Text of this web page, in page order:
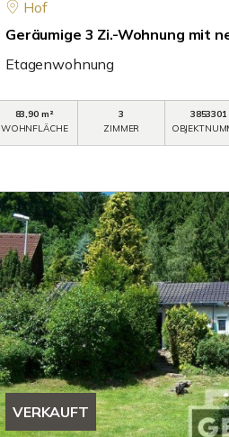
Hof
Geräumige 3 Zi.-Wohnung mit
Etagenwohnung
83,90 m²
WOHNFLÄCHE
3
ZIMMER
3853301
VERKAUFT